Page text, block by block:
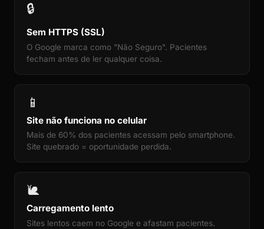
🔒
Sem HTTPS (SSL)
O Google marca como "Não Seguro". Pacientes
fecham antes de ler qualquer coisa.
📱
Site não funciona no celular
Mais de 60% dos pacientes acessam pelo smartphone.
Site quebrado = oportunidade perdida.
🐌
Carregamento lento
Sites lentos caem no Google e afastam pacientes.